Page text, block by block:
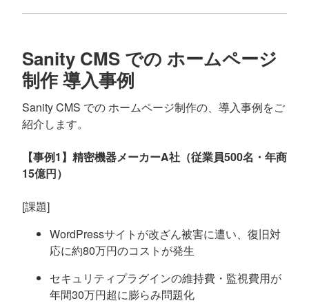
Sanity CMS での ホームページ
制作 導入事例
Sanity CMS での ホームページ制作の、導入事例をご
紹介します。
【事例1】精密機器メーカーA社（従業員500名・年商
15億円）
[課題]
WordPressサイトが改ざん被害に遭い、復旧対
応に約80万円のコストが発生
セキュリティプラグインの維持費・監視費用が
年間30万円超に膨らみ問題化